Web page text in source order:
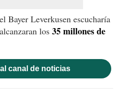
Bayer Leverkusen escucharía
los 35 millones de
canal de noticias